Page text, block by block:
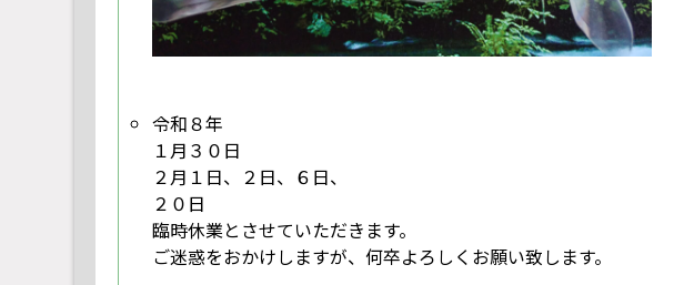
令和８年
１月３０日
２月１日、２日、６日、
２０日
臨時休業とさせていただきます。
ご迷惑をおかけしますが、何卒よろしくお願い致します。